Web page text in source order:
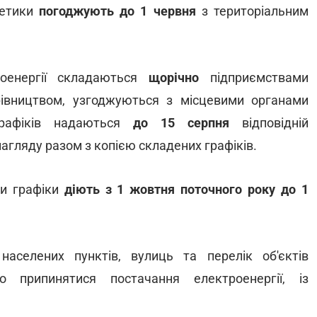
погоджують до 1 червня з територіальним
складаються щорічно підприємствами
узгоджуються з місцевими органами
надаються до 15 серпня відповідній
разом з копією складених графіків.
графіки діють з 1 жовтня поточного року до 1
пунктів, вулиць та перелік об'єктів
постачання електроенергії, із